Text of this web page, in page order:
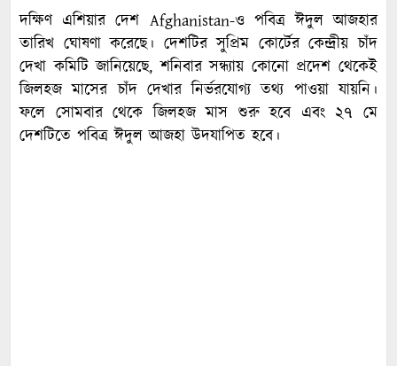
দক্ষিণ এশিয়ার দেশ Afghanistan-ও পবিত্র ঈদুল আজহার
তারিখ ঘোষণা করেছে। দেশটির সুপ্রিম কোর্টের কেন্দ্রীয় চাঁদ
দেখা কমিটি জানিয়েছে, শনিবার সন্ধ্যায় কোনো প্রদেশ থেকেই
জিলহজ মাসের চাঁদ দেখার নির্ভরযোগ্য তথ্য পাওয়া যায়নি।
ফলে সোমবার থেকে জিলহজ মাস শুরু হবে এবং ২৭ মে
দেশটিতে পবিত্র ঈদুল আজহা উদযাপিত হবে।